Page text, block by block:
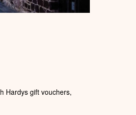
Hardys gift vouchers,